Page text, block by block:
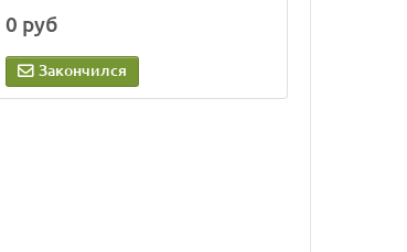
0 руб
Закончился